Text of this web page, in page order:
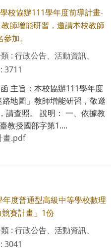
校協辦111學年度前導計畫-
師增能研習，邀請本校教師
加。
: 行政公告、活動資訊、
3711
主旨：本校協辦111學年度
地圖」教師增能研習，敬邀
請查照。 說明： 一、依據教
教授國部字第1....
畫.pdf
度普通型高級中等學校數理
賽計畫」1份
: 行政公告、活動資訊、
3041